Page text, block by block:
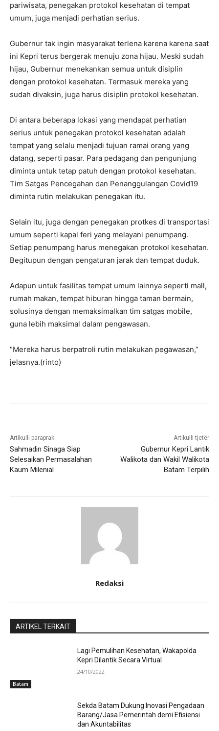
pariwisata, penegakan protokol kesehatan di tempat
umum, juga menjadi perhatian serius.
Gubernur tak ingin masyarakat terlena karena karena saat
ini Kepri terus bergerak menuju zona hijau. Meski sudah
hijau, Gubernur menekankan semua untuk disiplin
dengan protokol kesehatan. Termasuk mereka yang
sudah divaksin, juga harus disiplin protokol kesehatan.
Di antara beberapa lokasi yang mendapat perhatian
serius untuk penegakan protokol kesehatan adalah
tempat yang selalu menjadi tujuan ramai orang yang
datang, seperti pasar. Para pedagang dan pengunjung
diminta untuk tetap patuh dengan protokol kesehatan.
Tim Satgas Pencegahan dan Penanggulangan Covid19
diminta rutin melakukan penegakan itu.
Selain itu, juga dengan penegakan protkes di transportasi
umum seperti kapal feri yang melayani penumpang.
Setiap penumpang harus menegakan protokol kesehatan.
Begitupun dengan pengaturan jarak dan tempat duduk.
Adapun untuk fasilitas tempat umum lainnya seperti mall,
rumah makan, tempat hiburan hingga taman bermain,
solusinya dengan memaksimalkan tim satgas mobile,
guna lebih maksimal dalam pengawasan.
“Mereka harus berpatroli rutin melakukan pegawasan,”
jelasnya.(rinto)
Artikulli paraprak
Sahmadin Sinaga Siap
Selesaikan Permasalahan
Kaum Milenial
Artikulli tjetër
Gubernur Kepri Lantik
Walikota dan Wakil Walikota
Batam Terpilih
Redaksi
ARTIKEL TERKAIT
Batam
Lagi Pemulihan Kesehatan, Wakapolda
Kepri Dilantik Secara Virtual
24/10/2022
Sekda Batam Dukung Inovasi Pengadaan
Barang/Jasa Pemerintah demi Efisiensi
dan Akuntabilitas